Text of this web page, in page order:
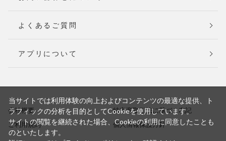
よくあるご質問
アプリについて
会社概要
特定商取引法に基づく表記
ご利用規約
個人情報保護方針
当サイトでは利用体験の向上およびコンテンツの最適な提供、ト
ラフィックの分析を目的としてCookieを使用しています。
サイトの閲覧を継続された場合、Cookieの利用に同意したことも
のといたします。